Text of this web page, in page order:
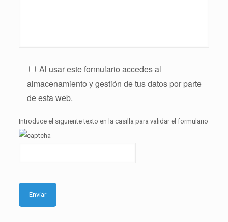
Al usar este formulario accedes al
almacenamiento y gestión de tus datos por parte
de esta web.
Introduce el siguiente texto en la casilla para validar el formulario